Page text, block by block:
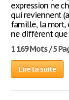
expression ne
qui reviennent
famille, la mort,
ne diffèrent
1 169 Mots / 5
Lire la suite